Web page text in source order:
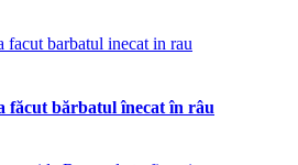
făcut bărbatul înecat în râu